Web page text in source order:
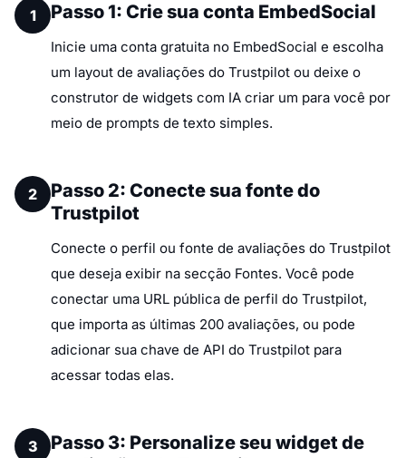
1 Passo 1: Crie sua conta EmbedSocial
Inicie uma conta gratuita no EmbedSocial e escolha
um layout de avaliações do Trustpilot ou deixe o
construtor de widgets com IA criar um para você por
meio de prompts de texto simples.
2
Passo 2: Conecte sua fonte do
Trustpilot
Conecte o perfil ou fonte de avaliações do Trustpilot
que deseja exibir na secção Fontes. Você pode
conectar uma URL pública de perfil do Trustpilot,
que importa as últimas 200 avaliações, ou pode
adicionar sua chave de API do Trustpilot para
acessar todas elas.
3
Passo 3: Personalize seu widget de